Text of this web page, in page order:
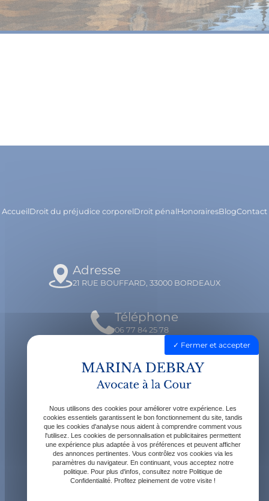
AccueilDroit du préjudice corporelDroit pénalHonorairesBlogContact
Adresse
21 RUE BOUFFARD, 33000 BORDEAUX
Téléphone
06 77 84 25 78
Email
contact@avocatdebray.fr
Horaires
Lundi - Vendredi : 9h - 19h
Fermer et accepter
Nous utilisons des cookies pour améliorer votre expérience. Les
cookies essentiels garantissent le bon fonctionnement du site, tandis
que les cookies d'analyse nous aident à comprendre comment vous
l'utilisez. Les cookies de personnalisation et publicitaires permettent
une expérience plus adaptée à vos préférences et peuvent afficher
des annonces pertinentes. Vous contrôlez vos cookies via les
paramètres du navigateur. En continuant, vous acceptez notre
politique. Pour plus d'infos, consultez notre Politique de
Confidentialité. Profitez pleinement de votre visite !